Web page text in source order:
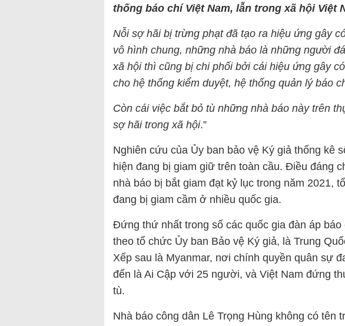
thống báo chí Việt Nam, lẫn trong xã hội Việt
Nỗi sợ hãi bị trừng phạt đã tạo ra hiệu ứng gây
vô hình chung, những nhà báo là những người
xã hội thì cũng bị chi phối bởi cái hiệu ứng gây
cho hệ thống kiểm duyệt, hệ thống quản lý báo
Còn cái việc bắt bỏ tù những nhà báo này trên
sợ hãi trong xã hội.”
Nghiên cứu của Ủy ban bảo vệ Ký giả thống kê
hiện đang bị giam giữ trên toàn cầu. Điều đáng
nhà báo bị bắt giam đạt kỷ lục trong năm 2021,
đang bị giam cầm ở nhiều quốc gia.
Đứng thứ nhất trong số các quốc gia đàn áp
theo tổ chức Ủy ban Bảo vệ Ký giả, là Trung
Xếp sau là Myanmar, nơi chính quyền quân sự
đến là Ai Cập với 25 người, và Việt Nam đứng
tù.
Nhà báo công dân Lê Trọng Hùng không có tên